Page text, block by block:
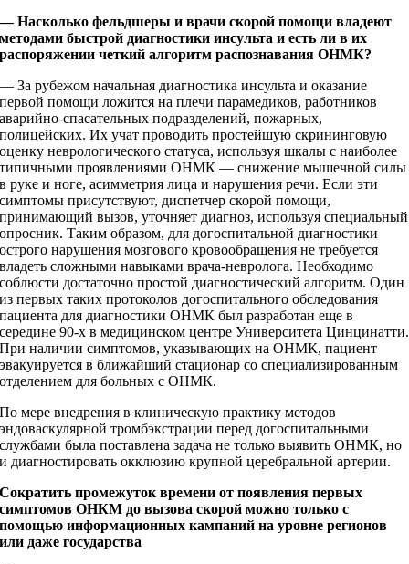
— Насколько фельдшеры и врачи скорой помощи владеют
методами быстрой диагностики инсульта и есть ли в их
распоряжении четкий алгоритм распознавания ОНМК?
— За рубежом начальная диагностика инсульта и оказание
первой помощи ложится на плечи парамедиков, работников
аварийно-­спасательных подразделений, пожарных,
полицейских. Их учат проводить простейшую скрининговую
оценку неврологического статуса, используя шкалы с наиболее
типичными проявлениями ОНМК — снижение мышечной силы
в руке и ноге, асимметрия лица и нарушения речи. Если эти
симптомы присутствуют, диспетчер скорой помощи,
принимающий вызов, уточняет диагноз, используя специальный
опросник. Таким образом, для догоспитальной диагностики
острого нарушения мозгового кровообращения не требуется
владеть сложными навыками врача-­невролога. Необходимо
соблюсти достаточно простой диагностический алгоритм. Один
из первых таких протоколов догоспитального обследования
пациента для диагностики ОНМК был разработан еще в
середине 90‑х в медицинском центре Университета Цинцинатти.
При наличии симптомов, указывающих на ОНМК, пациент
эвакуируется в ближайший стационар со специализированным
отделением для больных с ОНМК.
По мере внедрения в клиническую практику методов
эндоваскулярной тромбэкстрации перед догоспитальными
службами была поставлена задача не только выявить ОНМК, но
и диагностировать окклюзию крупной церебральной артерии.
Сократить промежуток времени от появления первых
симптомов ОНКМ до вызова скорой можно только с
помощью информационных кампаний на уровне регионов
или даже государства